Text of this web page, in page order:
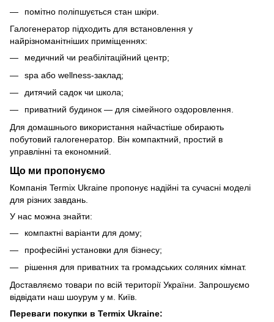
помітно поліпшується стан шкіри.
Галогенератор підходить для встановлення у
найрізноманітніших приміщеннях:
медичний чи реабілітаційний центр;
spa або wellness-заклад;
дитячий садок чи школа;
приватний будинок — для сімейного оздоровлення.
Для домашнього використання найчастіше обирають
побутовий галогенератор. Він компактний, простий в
управлінні та економний.
Що ми пропонуємо
Компанія Termix Ukraine пропонує надійні та сучасні моделі
для різних завдань.
У нас можна знайти:
компактні варіанти для дому;
професійні установки для бізнесу;
рішення для приватних та громадських соляних кімнат.
Доставляємо товари по всій території України. Запрошуємо
відвідати наш шоурум у м. Київ.
Переваги покупки в Termix Ukraine: